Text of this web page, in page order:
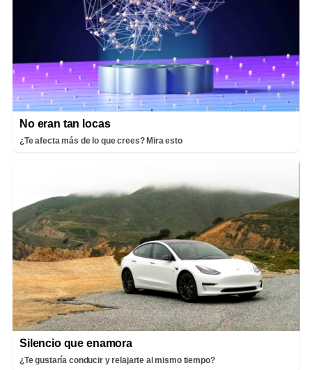
No eran tan locas
¿Te afecta más de lo que crees? Mira esto
Silencio que enamora
¿Te gustaría conducir y relajarte al mismo tiempo?